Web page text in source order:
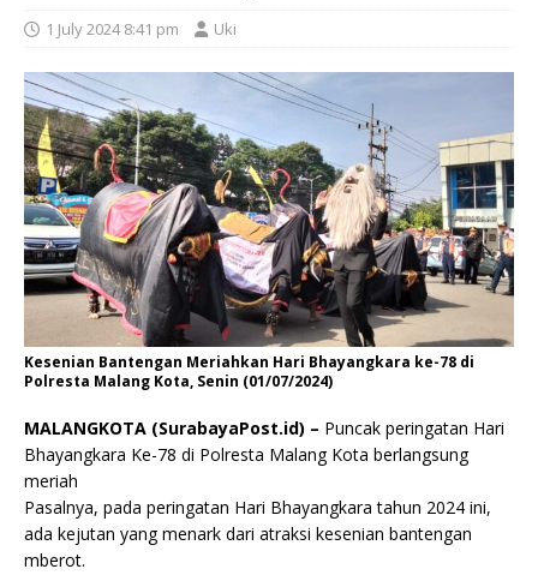
1 July 2024 8:41 pm Uki
Kesenian Bantengan Meriahkan Hari Bhayangkara ke-78 di
Polresta Malang Kota, Senin (01/07/2024)
MALANGKOTA (SurabayaPost.id) – Puncak peringatan Hari
Bhayangkara Ke-78 di Polresta Malang Kota berlangsung
meriah
Pasalnya, pada peringatan Hari Bhayangkara tahun 2024 ini,
ada kejutan yang menark dari atraksi kesenian bantengan
mberot.